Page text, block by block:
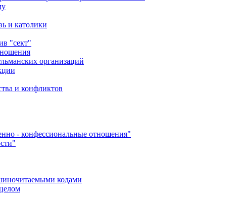
и католики
"сект"
организаций
и конфликтов
- конфессиональные отношения"
кодами